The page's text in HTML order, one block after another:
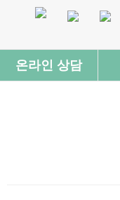
온라인 상담